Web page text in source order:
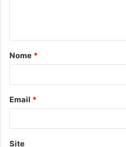
á
r
*
Nome *
Email *
Site